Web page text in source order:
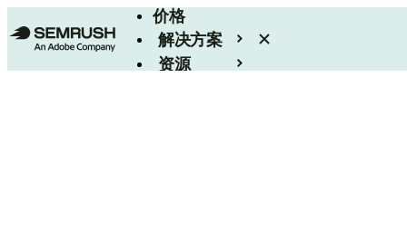
价格
解决方案
资源